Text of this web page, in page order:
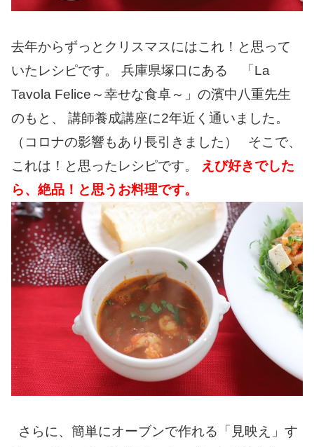
去年からずっとクリスマスにはこれ！と思って
いたレシピです。 兵庫県塚口にある 「La
Tavola Felice～幸せな食卓～」の濱中八重先生
のもと、 講師養成講座に2年近く通いました。
（コロナの影響もあり長引きました） そこで、
これは！と思ったレシピです。
えび好きでした
ら、絶品！と思うお料理です。
さらに、簡単にオーブンで作れる「見映え」す